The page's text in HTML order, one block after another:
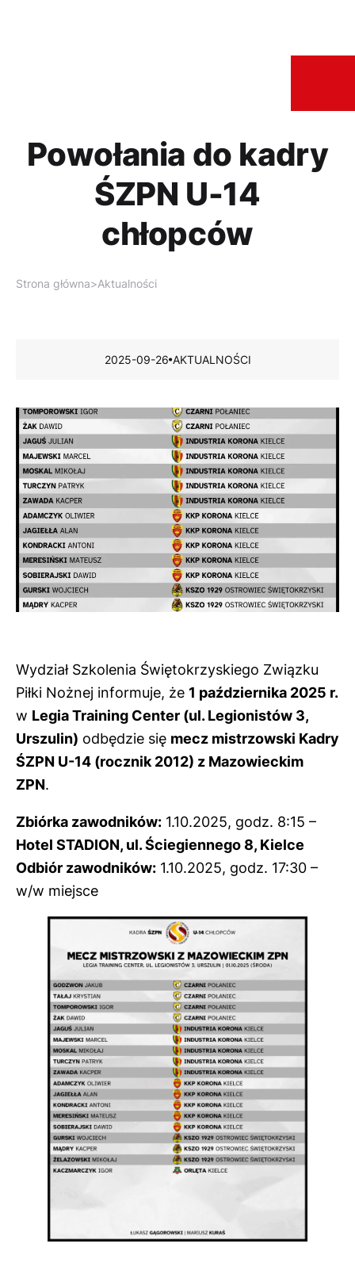
Powołania do kadry
ŚZPN U-14
chłopców
Strona główna>Aktualności
2025-09-26 AKTUALNOŚCI
Wydział Szkolenia Świętokrzyskiego Związku
Piłki Nożnej informuje, że 1 października 2025 r.
w Legia Training Center (ul. Legionistów 3,
Urszulin) odbędzie się mecz mistrzowski Kadry
ŚZPN U-14 (rocznik 2012) z Mazowieckim
ZPN.
Zbiórka zawodników: 1.10.2025, godz. 8:15 –
Hotel STADION, ul. Ściegiennego 8, Kielce
Odbiór zawodników: 1.10.2025, godz. 17:30 –
w/w miejsce